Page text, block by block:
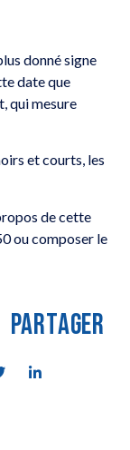
donné signe
date que
qui mesure
et courts, les
de cette
ou composer le
PARTAGER